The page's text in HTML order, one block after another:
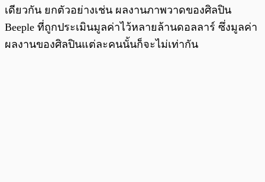
เดียวกัน ยกตัวอย่างเช่น ผลงานภาพวาดของศิลปิน
Beeple ที่ถูกประเมินมูลค่าไว้หลายล้านดอลลาร์ ซึ่งมูลค่า
ผลงานของศิลปินแต่ละคนนั้นก็จะไม่เท่ากัน